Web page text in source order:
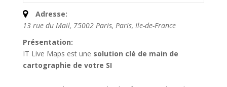
Adresse:
13 rue du Mail, 75002 Paris, Paris, Ile-de-France
Présentation:
IT Live Maps est une solution clé de main de
cartographie de votre SI